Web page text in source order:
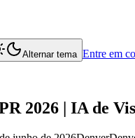
Alternar tema Entre em
2026 | IA de